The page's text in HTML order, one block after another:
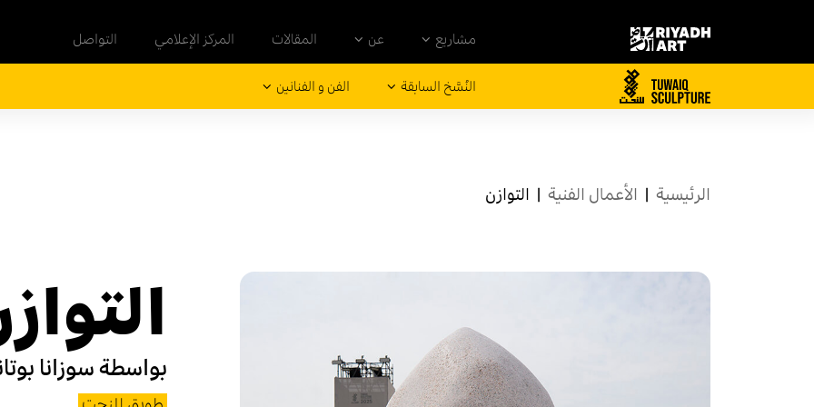
مشاريع عن المقالات المركز الإعلامي التواصل
النُسَّخ السابقة الفن و الفنانين
الرئيسية | الأعمال الفنية | التوازن
بواسطةسوزانا